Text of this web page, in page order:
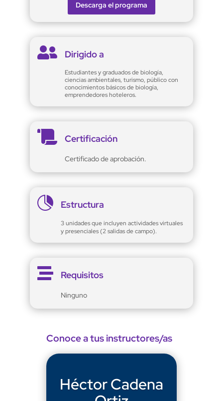
Descarga el programa
 Dirigido a
Estudiantes y graduados de biología,
ciencias ambientales, turismo, público con
conocimientos básicos de biología,
emprendedores hoteleros.
 Certificación
Certificado de aprobación.
 Estructura
3 unidades que incluyen actividades virtuales
y presenciales (2 salidas de campo).
 Requisitos
Ninguno
Conoce a tus instructores/as
Héctor Cadena